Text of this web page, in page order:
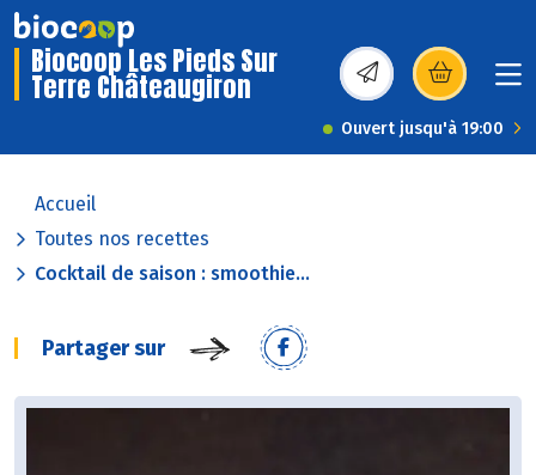
Biocoop Les Pieds Sur
Terre Châteaugiron (s’ouvre dans une
Ouvert jusqu'à 19:00
Accueil
Toutes nos recettes
Cocktail de saison : smoothie...
Partager sur